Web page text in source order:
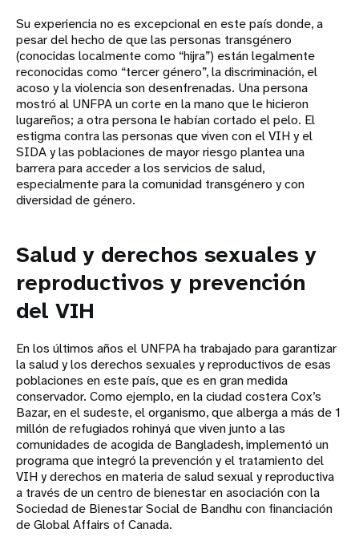
Su experiencia no es excepcional en este país donde, a
pesar del hecho de que las personas transgénero
(conocidas localmente como “hijra”) están legalmente
reconocidas como “tercer género”, la discriminación, el
acoso y la violencia son desenfrenadas. Una persona
mostró al UNFPA un corte en la mano que le hicieron
lugareños; a otra persona le habían cortado el pelo. El
estigma contra las personas que viven con el VIH y el
SIDA y las poblaciones de mayor riesgo plantea una
barrera para acceder a los servicios de salud,
especialmente para la comunidad transgénero y con
diversidad de género.
Salud y derechos sexuales y
reproductivos y prevención
del VIH
En los últimos años el UNFPA ha trabajado para garantizar
la salud y los derechos sexuales y reproductivos de esas
poblaciones en este país, que es en gran medida
conservador. Como ejemplo, en la ciudad costera Cox’s
Bazar, en el sudeste, el organismo, que alberga a más de 1
millón de refugiados rohinyá que viven junto a las
comunidades de acogida de Bangladesh, implementó un
programa que integró la prevención y el tratamiento del
VIH y derechos en materia de salud sexual y reproductiva
a través de un centro de bienestar en asociación con la
Sociedad de Bienestar Social de Bandhu con financiación
de Global Affairs of Canada.